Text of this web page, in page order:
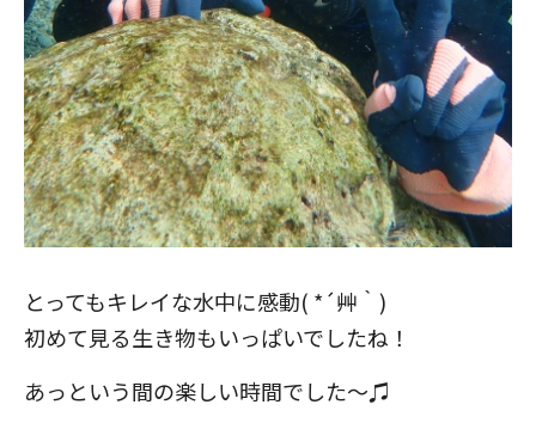
とってもキレイな水中に感動( *´艸｀)
初めて見る生き物もいっぱいでしたね！
あっという間の楽しい時間でした～♫